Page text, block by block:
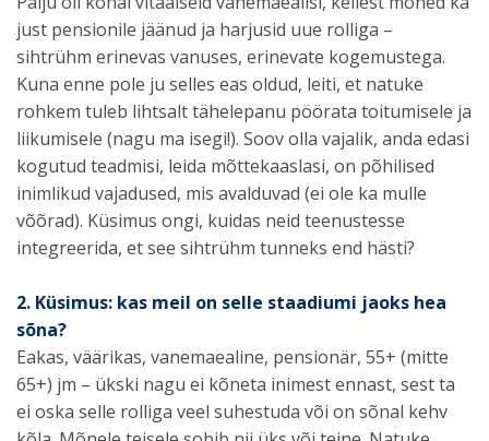
just pensionile jäänud ja harjusid uue rolliga –
sihtrühm erinevas vanuses, erinevate kogemustega.
Kuna enne pole ju selles eas oldud, leiti, et natuke
rohkem tuleb lihtsalt tähelepanu pöörata toitumisele ja
liikumisele (nagu ma isegi!). Soov olla vajalik, anda edasi
kogutud teadmisi, leida mõttekaaslasi, on põhilised
inimlikud vajadused, mis avalduvad (ei ole ka mulle
võõrad). Küsimus ongi, kuidas neid teenustesse
integreerida, et see sihtrühm tunneks end hästi?
2. Küsimus: kas meil on selle staadiumi jaoks hea
sõna?
Eakas, väärikas, vanemaealine, pensionär, 55+ (mitte
65+) jm – ükski nagu ei kõneta inimest ennast, sest ta
ei oska selle rolliga veel suhestuda või on sõnal kehv